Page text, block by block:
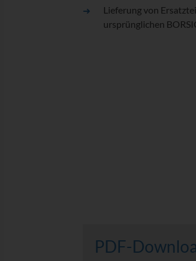
Lieferung von
ursprünglichen
PDF-